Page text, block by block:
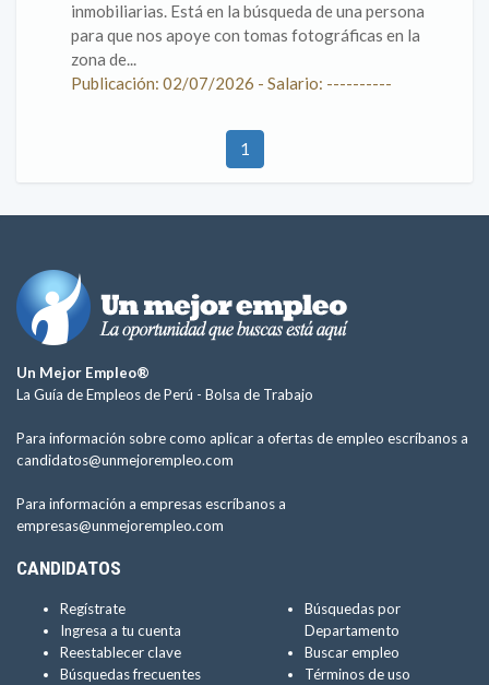
inmobiliarias. Está en la búsqueda de una persona
para que nos apoye con tomas fotográficas en la
zona de...
Publicación: 02/07/2026 - Salario: ----------
1
Un Mejor Empleo®
La Guía de Empleos de Perú - Bolsa de Trabajo
Para información sobre como aplicar a ofertas de empleo escríbanos a
candidatos@unmejorempleo.com
Para información a empresas escríbanos a
empresas@unmejorempleo.com
CANDIDATOS
Regístrate
Ingresa a tu cuenta
Reestablecer clave
Búsquedas frecuentes
Búsquedas por
Departamento
Buscar empleo
Términos de uso